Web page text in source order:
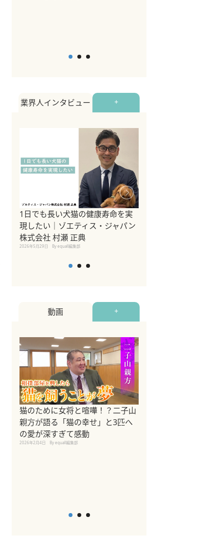
業界人インタビュー +
1日でも長い犬猫の健康寿命を実
現したい｜ゾエティス・ジャパン
株式会社 村瀬 正典
2026年5月29日 By equall編集部
動画 +
猫のために女将と喧嘩！？二子山
親方が語る「猫の幸せ」と3匹へ
の愛が深すぎて感動
2026年2月4日 By equall編集部